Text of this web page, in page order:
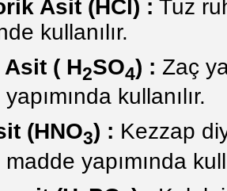
Asit (HCl) : Tuz
kullanılır.
( H2SO4) : Zaç
yapımında kullanılır.
(HNO3) : Kezzap
madde yapımında